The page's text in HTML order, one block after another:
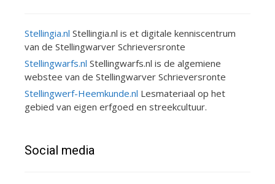
Stellingia.nl Stellingia.nl is et digitale kenniscentrum
van de Stellingwarver Schrieversronte
Stellingwarfs.nl Stellingwarfs.nl is de algemiene
webstee van de Stellingwarver Schrieversronte
Stellingwerf-Heemkunde.nl Lesmateriaal op het
gebied van eigen erfgoed en streekcultuur.
Social media